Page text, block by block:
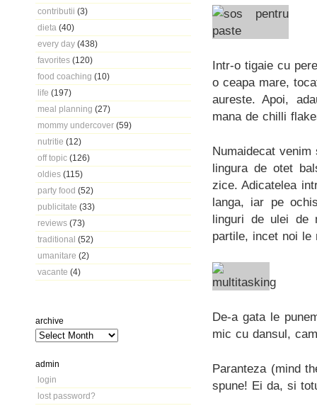
contributii (3)
dieta (40)
every day (438)
favorites (120)
food coaching (10)
life (197)
meal planning (27)
mommy undercover (59)
nutritie (12)
off topic (126)
oldies (115)
party food (52)
publicitate (33)
reviews (73)
traditional (52)
umanitare (2)
vacante (4)
archive
admin
login
lost password?
Intr-o tigaie cu
o ceapa mare,
aureste. Apoi,
mana de chilli
Numaidecat
lingura de otet
zice. Adicatelea
langa, iar pe
linguri de ulei de
partile, incet noi le
De-a gata le
mic cu dansul,
Paranteza (mind
spune! Ei da, si